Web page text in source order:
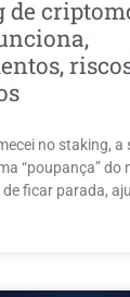
de
no staking, a
“poupança” do
de ficar parada,